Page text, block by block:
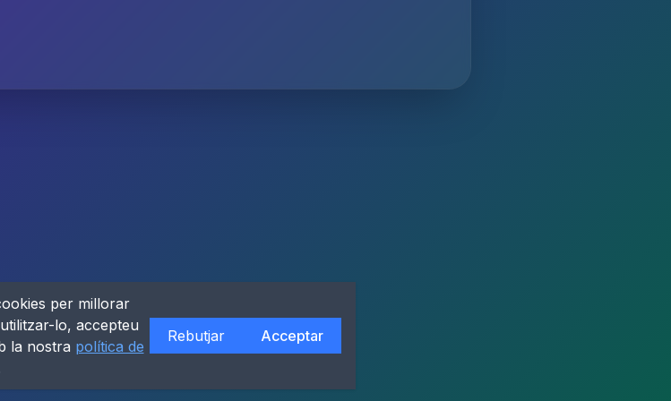
per millorar
lo, accepteu
la nostra política de
Rebutjar Acceptar